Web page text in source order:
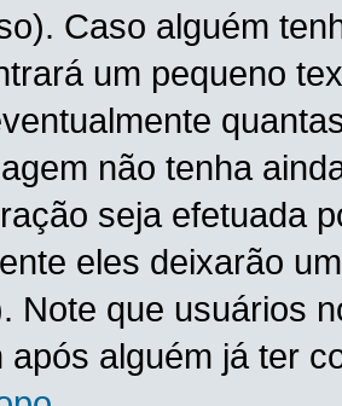
Caso alguém
um pequeno
não tenha
seja efetuada
eles deixarão
Note que usuários
após alguém já ter